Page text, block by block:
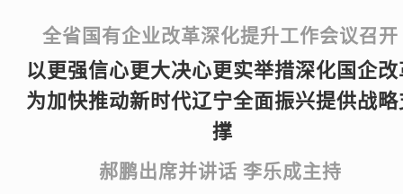
全省国有企业改革深化提升工作会议召开
以更强信心更大决心更实举措深化国企改
为加快推动新时代辽宁全面振兴提供战略
撑
郝鹏出席并讲话 李乐成主持